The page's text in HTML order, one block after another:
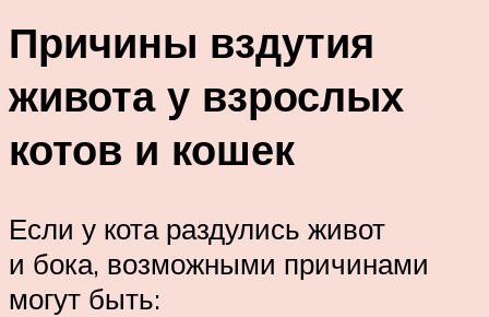
Причины вздутия
живота у взрослых
котов и кошек
Если у кота раздулись живот
и бока, возможными причинами
могут быть: